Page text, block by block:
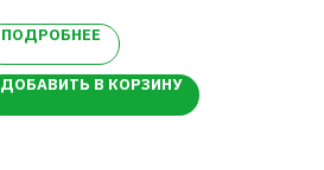
транспортабелен.
ПОДРОБНЕЕ
ДОБАВИТЬ В КОРЗИНУ